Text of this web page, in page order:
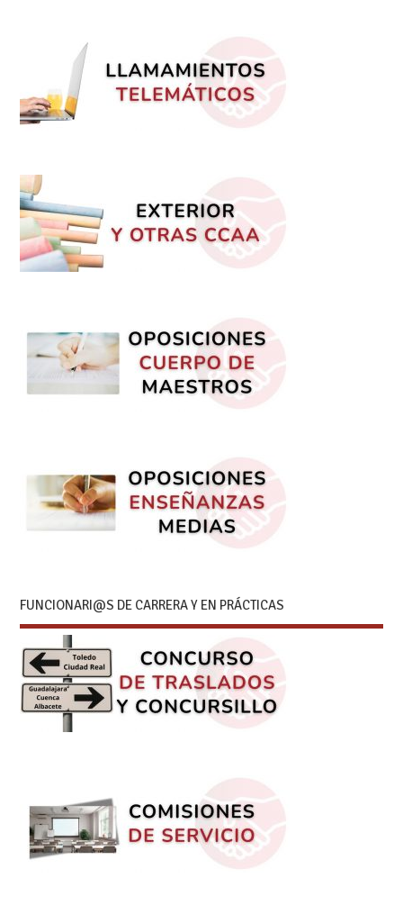
FUNCIONARI@S DE CARRERA Y EN PRÁCTICAS